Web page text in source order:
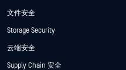
文件安全
Storage Security
云端安全
Supply Chain 安全